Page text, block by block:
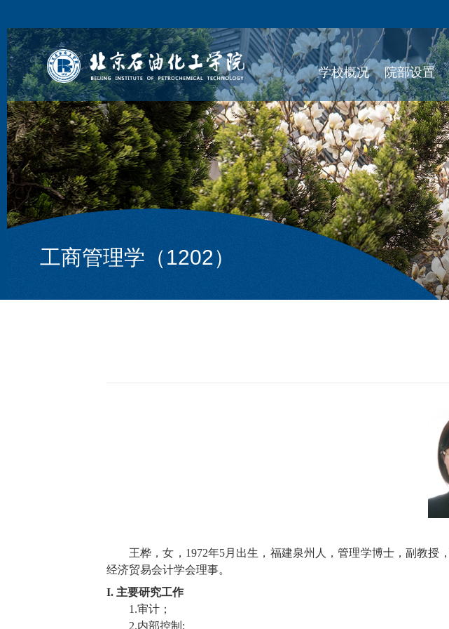
学校概况 院部设置
工商管理学（1202）
王桦，女， 1972年5月出生，福建泉州人，管理学博士，副教授
经济贸易会计学会理事。
I. 主要研究工作
1.审计；
2.内部控制 ;